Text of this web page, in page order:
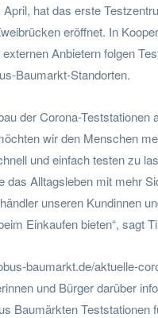
April, hat das erste
eröffnet. In
Anbietern folgen
Baumarkt-Standorten.
der Corona-Teststationen
wir den Menschen
und einfach testen zu
das Alltagsleben mit mehr
unseren Kundinnen
Einkaufen bieten“, sagt
baumarkt.de/aktuelle-
und Bürger darüber
Baumärkten Teststationen